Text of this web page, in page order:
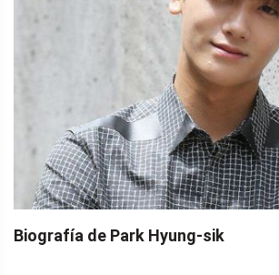
Biografía de Park Hyung-sik